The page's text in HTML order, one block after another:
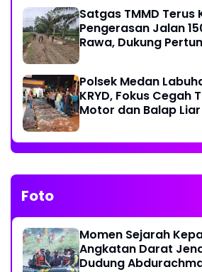
Satgas TMMD Terus
Pengerasan Jalan
Rawa, Dukung
Polsek Medan
KRYD, Fokus Cegah
Motor dan Balap Liar
Foto
Momen Sejarah
Angkatan Darat
Dudung